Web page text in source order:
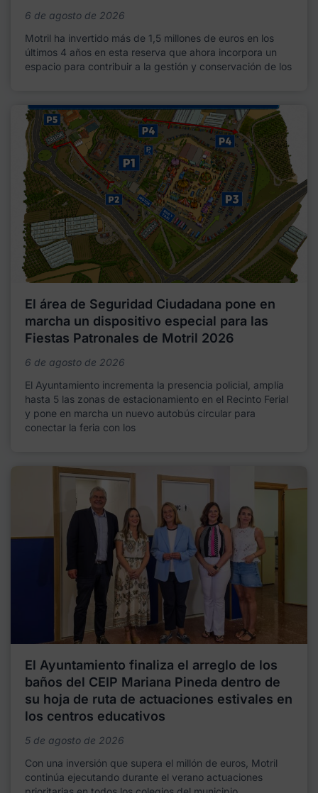
6 de agosto de 2026
Motril ha invertido más de 1,5 millones de euros en los
últimos 4 años en esta reserva que ahora incorpora un
espacio para contribuir a la gestión y conservación de los
El área de Seguridad Ciudadana pone en
marcha un dispositivo especial para las
Fiestas Patronales de Motril 2026
6 de agosto de 2026
El Ayuntamiento incrementa la presencia policial, amplía
hasta 5 las zonas de estacionamiento en el Recinto Ferial
y pone en marcha un nuevo autobús circular para
conectar la feria con los
El Ayuntamiento finaliza el arreglo de los
baños del CEIP Mariana Pineda dentro de
su hoja de ruta de actuaciones estivales en
los centros educativos
5 de agosto de 2026
Con una inversión que supera el millón de euros, Motril
continúa ejecutando durante el verano actuaciones